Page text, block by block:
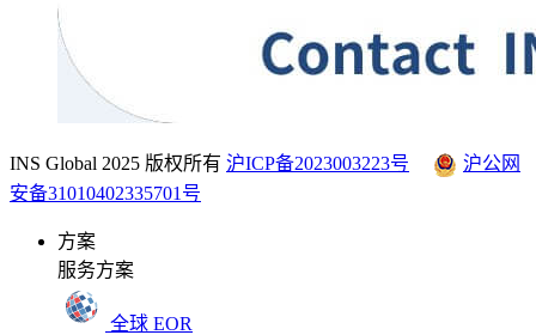
INS Global 2025 版权所有 沪ICP备2023003223号
沪公网
安备31010402335701号
方案
服务方案
全球 EOR